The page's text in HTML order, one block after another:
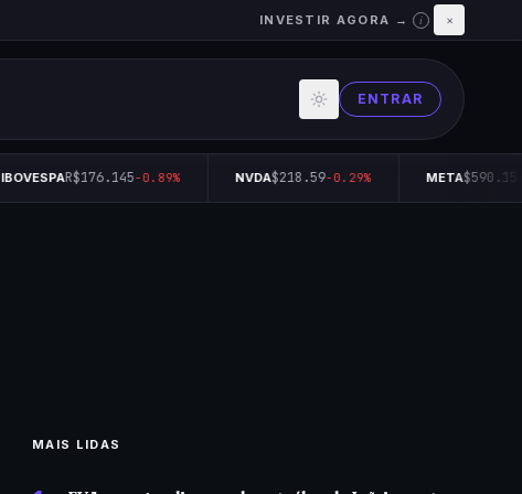
INVESTIR AGORA → i ×
ENTRAR
IBOVESPAR$176.145-0.89% NVDA$218.59-0.29% META$590.15
MAIS LIDAS